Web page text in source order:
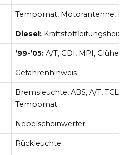
Tempomat, Motorantenne,
Diesel:
’99-’05: A/T, GDI, MPI, Glühen
Gefahrenhinweis
Bremsleuchte, ABS, A/T, TCL,
Tempomat
Nebelscheinwerfer
Rückleuchte